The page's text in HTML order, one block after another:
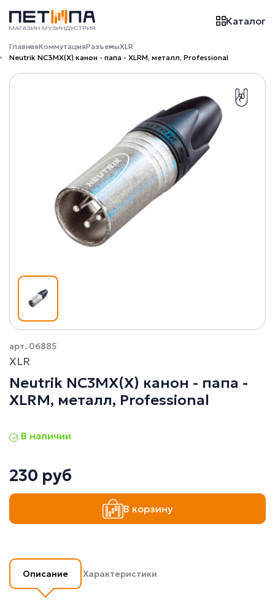
Каталог
ГлавнаяКоммутацияРазъемыXLR
Neutrik NC3MX(X) канон - папа - XLRM, металл, Professional
арт. 06885
XLR
Neutrik NC3MX(X) канон - папа -
XLRM, металл, Professional
В наличии
230 руб
В корзину
Описание Характеристики